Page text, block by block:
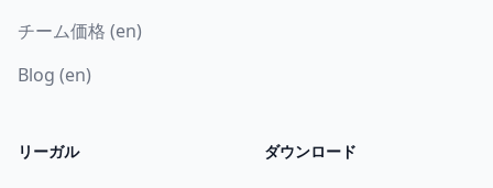
チーム価格 (en)
Blog (en)
リーガル ダウンロード